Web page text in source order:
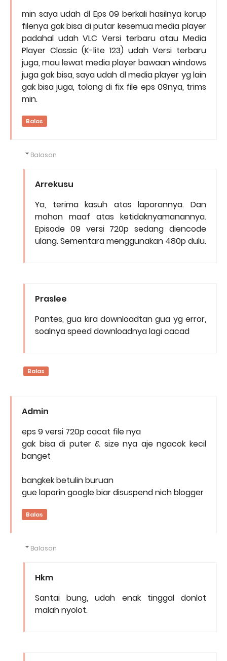
min saya udah dl Eps 09 berkali hasilnya korup
filenya gak bisa di putar kesemua media player
padahal udah VLC Versi terbaru atau Media
Player Classic (K-lite 123) udah Versi terbaru
juga, mau lewat media player bawaan windows
juga gak bisa, saya udah dl media player yg lain
gak bisa juga, tolong di fix file eps 09nya, trims
min.
Balas
Balasan
Arrekusu
Ya, terima kasuh atas laporannya. Dan
mohon maaf atas ketidaknyamanannya.
Episode 09 versi 720p sedang diencode
ulang. Sementara menggunakan 480p dulu.
Praslee
Pantes, gua kira downloadtan gua yg error,
soalnya speed downloadnya lagi cacad
Balas
Admin
eps 9 versi 720p cacat file nya
gak bisa di puter & size nya aje ngacok kecil
banget
bangkek betulin buruan
gue laporin google biar disuspend nich blogger
Balas
Balasan
Hkm
Santai bung, udah enak tinggal donlot
malah nyolot.